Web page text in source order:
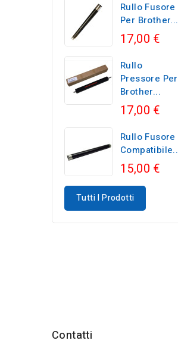
Rullo Fusore
Per Brother...
17,00 €
Rullo
Pressore Per
Brother...
17,00 €
Rullo Fusore
Compatibile...
15,00 €
Tutti I Prodotti
Contatti